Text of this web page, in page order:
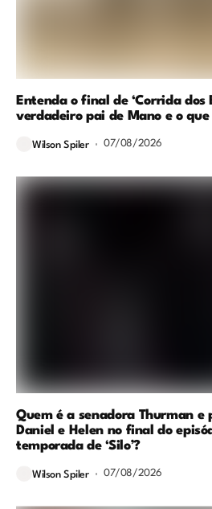
Entenda o final de ‘Corrida dos
verdadeiro pai de Mano e o
Wilson Spiler 07/08/2026
Quem é a senadora Thurman e
Daniel e Helen no final do
temporada de ‘Silo’?
Wilson Spiler 07/08/2026